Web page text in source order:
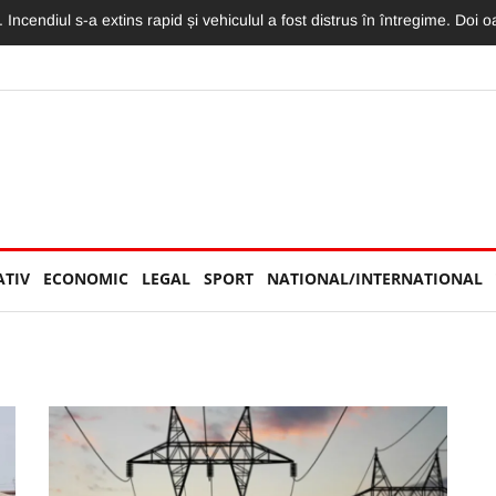
Pasagera din taxiul implicat în impactul cu o mașină a fost
ECONOMIC LEGAL SPORT NATIONAL/INTERNATIONAL